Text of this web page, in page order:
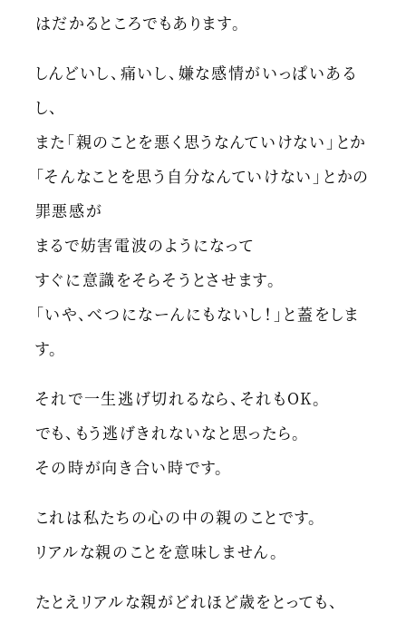
はだかるところでもあります。
しんどいし、痛いし、嫌な感情がいっぱいある
し、
また「親のことを悪く思うなんていけない」とか
「そんなことを思う自分なんていけない」とかの
罪悪感が
まるで妨害電波のようになって
すぐに意識をそらそうとさせます。
「いや、べつになーんにもないし！」と蓋をしま
す。
それで一生逃げ切れるなら、それもOK。
でも、もう逃げきれないなと思ったら。
その時が向き合い時です。
これは私たちの心の中の親のことです。
リアルな親のことを意味しません。
たとえリアルな親がどれほど歳をとっても、